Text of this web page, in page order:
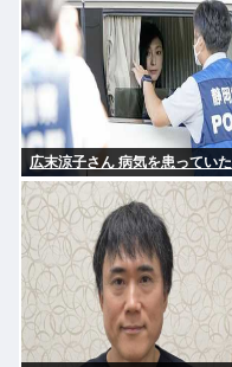
広末涼子さん 病気を患っていた